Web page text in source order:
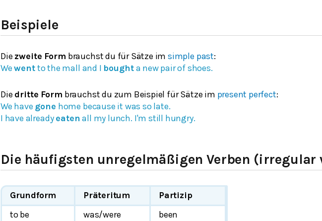
Beispiele
Die zweite Form brauchst du für Sätze imsimple past:
Wewentto the mall and I boughta new pair of shoes.
Die dritte Form brauchst du zum Beispiel für Sätze im present perfect:
We have gone home because it was so late.
I have alreadyeatenall my lunch. I'm still hungry.
Die häufigsten unregelmäßigen Verben (irregular
Grundform Präteritum
Partizip
to be
was/were
been